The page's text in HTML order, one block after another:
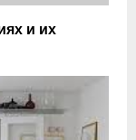
и их